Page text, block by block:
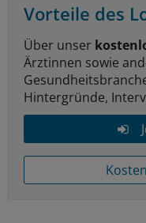
Vorteile des
Über unser
Ärztinnen sowie
Hintergründe,